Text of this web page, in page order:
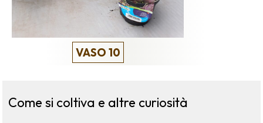
VASO 10
Come si coltiva e altre curiosità